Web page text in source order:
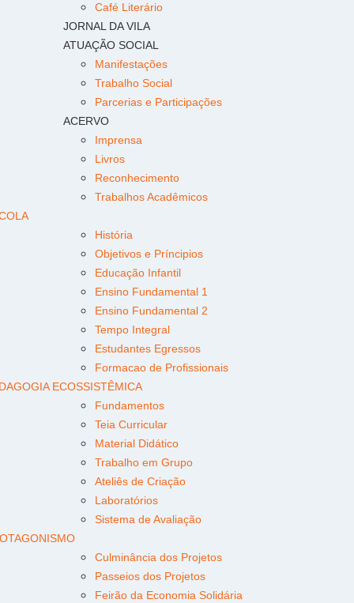
Café Literário
JORNAL DA VILA
ATUAÇÃO SOCIAL
Manifestações
Trabalho Social
Parcerias e Participações
ACERVO
Imprensa
Livros
Reconhecimento
Trabalhos Acadêmicos
História
Objetivos e Príncipios
Educação Infantil
Ensino Fundamental 1
Ensino Fundamental 2
Tempo Integral
Estudantes Egressos
Formacao de Profissionais
ECOSSISTÊMICA
Fundamentos
Teia Curricular
Material Didático
Trabalho em Grupo
Ateliês de Criação
Laboratórios
Sistema de Avaliação
Culminância dos Projetos
Passeios dos Projetos
Feirão da Economia Solidária